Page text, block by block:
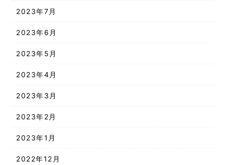
2023年7月
2023年6月
2023年5月
2023年4月
2023年3月
2023年2月
2023年1月
2022年12月